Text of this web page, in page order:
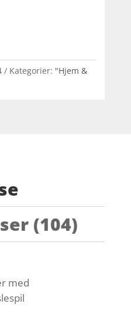
Kategorier: "Hjem &
(104)
med